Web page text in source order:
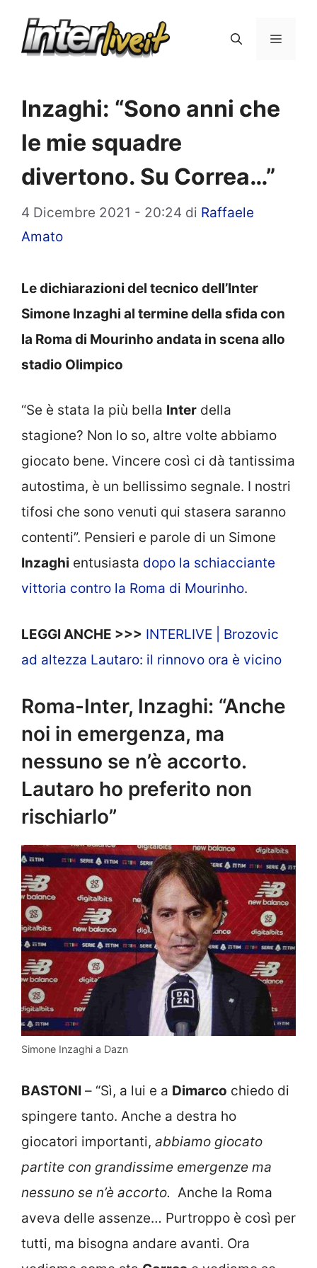
Menu
Inzaghi: “Sono anni che
le mie squadre
divertono. Su Correa…”
4 Dicembre 2021 - 20:24 di Raffaele
Amato
Le dichiarazioni del tecnico dell’Inter
Simone Inzaghi al termine della sfida con
la Roma di Mourinho andata in scena allo
stadio Olimpico
“Se è stata la più bella Inter della
stagione? Non lo so, altre volte abbiamo
giocato bene. Vincere così ci dà tantissima
autostima, è un bellissimo segnale. I nostri
tifosi che sono venuti qui stasera saranno
contenti”. Pensieri e parole di un Simone
Inzaghi entusiasta dopo la schiacciante
vittoria contro la Roma di Mourinho.
LEGGI ANCHE >>> INTERLIVE | Brozovic
ad altezza Lautaro: il rinnovo ora è vicino
Roma-Inter, Inzaghi: “Anche
noi in emergenza, ma
nessuno se n’è accorto.
Lautaro ho preferito non
rischiarlo”
Simone Inzaghi a Dazn
BASTONI – “Sì, a lui e a Dimarco chiedo di
spingere tanto. Anche a destra ho
giocatori importanti, abbiamo giocato
partite con grandissime emergenze ma
nessuno se n’è accorto. Anche la Roma
aveva delle assenze… Purtroppo è così per
tutti, ma bisogna andare avanti. Ora